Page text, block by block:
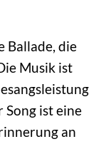
Ballade, die
Musik ist
Song ist eine
an